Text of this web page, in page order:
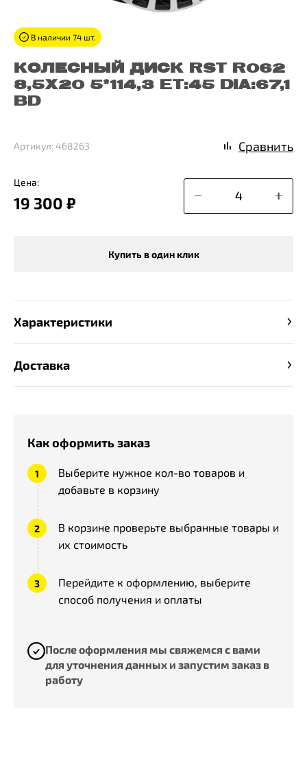
КОЛЕСНЫЙ ДИСК RST R062
8,5X20 5*114,3 ET:45 DIA:67,1
BD
В наличии 74 шт.
Цена:
19 300 ₽
Купить в один клик
Артикул: 468263 Сравнить
Как оформить заказ
Выберите нужное кол-во товаров и
добавьте в корзину
В корзине проверьте выбранные товары и
их стоимость
Перейдите к оформлению, выберите
способ получения и оплаты
После оформления мы свяжемся с вами
для уточнения данных и запустим заказ в
работу
Характеристики
Доставка